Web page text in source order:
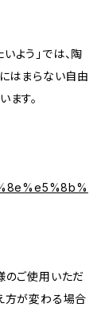
よう」では、陶
はまらない自由
ます。
のご使用いただ
方が変わる場合